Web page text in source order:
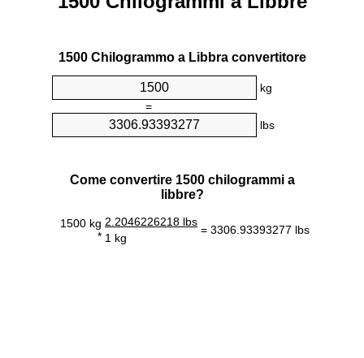
1500 Chilogrammo a Libbra convertitore
kg
=
lbs
Come convertire 1500 chilogrammi a
libbre?
1500 kg
*
2.2046226218 lbs
= 3306.93393277 lbs
1 kg